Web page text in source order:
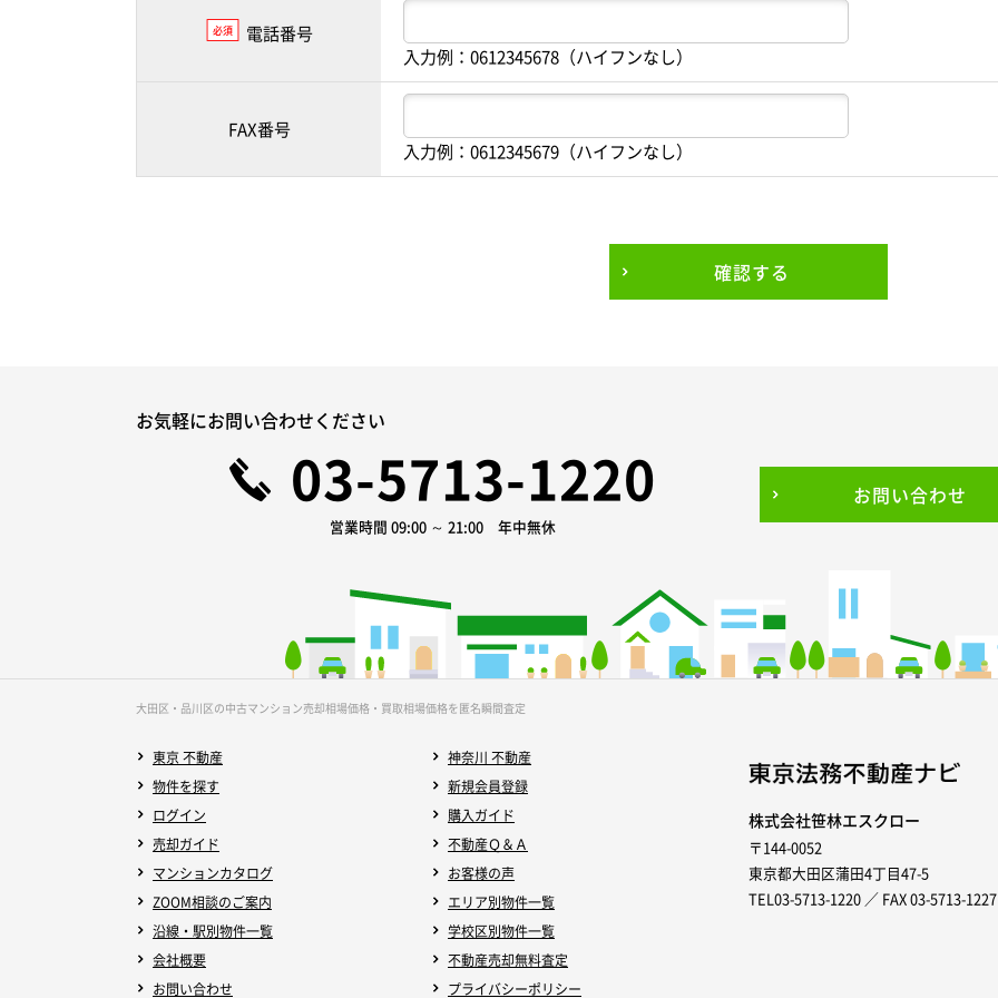
必須
電話番号
入力例：0612345678（ハイフンなし）
FAX番号
入力例：0612345679（ハイフンなし）
確認する
お気軽にお問い合わせください
03-5713-1220
営業時間 09:00 ～ 21:00 年中無休
お問い合わせ
大田区・品川区の中古マンション売却相場価格・買取相場価格を匿名瞬間査定
東京 不動産
神奈川 不動産
物件を探す
新規会員登録
ログイン
購入ガイド
売却ガイド
不動産Ｑ＆Ａ
マンションカタログ
お客様の声
ZOOM相談のご案内
エリア別物件一覧
沿線・駅別物件一覧
学校区別物件一覧
会社概要
不動産売却無料査定
お問い合わせ
プライバシーポリシー
株式会社笹林エスクロー
〒144-0052
東京都大田区蒲田4丁目47-5
TEL03-5713-1220 ／ FAX 03-5713-1227